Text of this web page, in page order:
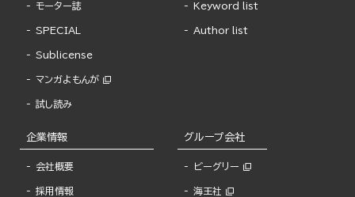
モーター誌
SPECIAL
Sublicense
マンガよもんが
試し読み
Keyword list
Author list
企業情報
会社概要
採用情報
グループ会社
ビーグリー
海王社